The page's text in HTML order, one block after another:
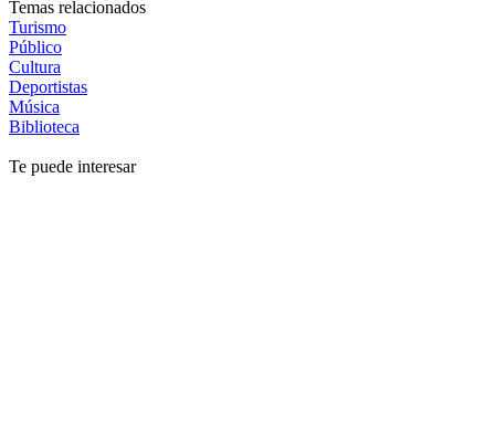
Temas relacionados
Turismo
Público
Cultura
Deportistas
Música
Biblioteca
Te puede interesar